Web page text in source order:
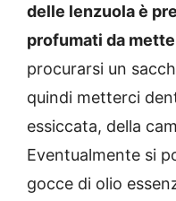
delle lenzuola è
profumati da
procurarsi un
quindi metterci
essiccata, della
Eventualmente si
gocce di olio